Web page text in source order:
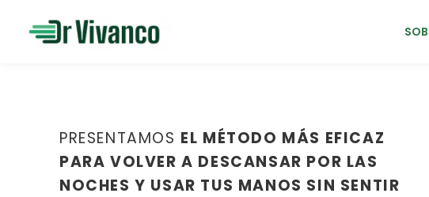
PRESENTAMOS EL MÉTODO MÁS EFICAZ
PARA VOLVER A DESCANSAR POR LAS
NOCHES Y USAR TUS MANOS SIN SENTIR